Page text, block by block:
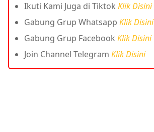
Ikuti Kami Juga di Tiktok Klik Disini
Gabung Grup Whatsapp Klik Disini
Gabung Grup Facebook Klik Disini
Join Channel Telegram Klik Disini